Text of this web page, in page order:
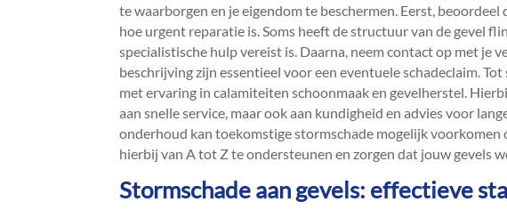
te waarborgen en je eigendom te beschermen.​ Eerst,
hoe urgent reparatie is.​ Soms heeft de structuur van de gevel
specialistische hulp vereist is.​ Daarna, neem contact op met je
beschrijving zijn essentieel voor een eventuele schadeclaim.​
met ervaring in calamiteiten schoonmaak en gevelherstel.​
aan snelle service, maar ook aan kundigheid en advies voor
onderhoud kan toekomstige stormschade mogelijk voorkomen
hierbij van A tot Z te ondersteunen en zorgen dat jouw gevels
Stormschade aan gevels: effectieve